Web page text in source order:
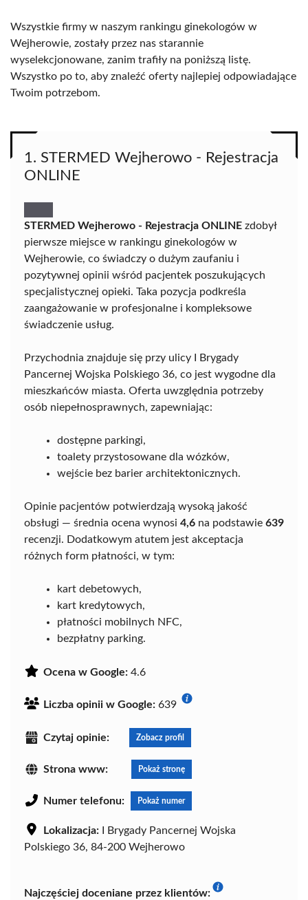
Wszystkie firmy w naszym rankingu ginekologów w
Wejherowie, zostały przez nas starannie
wyselekcjonowane, zanim trafiły na poniższą listę.
Wszystko po to, aby znaleźć oferty najlepiej odpowiadające
Twoim potrzebom.
1. STERMED Wejherowo - Rejestracja
ONLINE
STERMED Wejherowo - Rejestracja ONLINE zdobył
pierwsze miejsce w rankingu ginekologów w
Wejherowie, co świadczy o dużym zaufaniu i
pozytywnej opinii wśród pacjentek poszukujących
specjalistycznej opieki. Taka pozycja podkreśla
zaangażowanie w profesjonalne i kompleksowe
świadczenie usług.
Przychodnia znajduje się przy ulicy I Brygady
Pancernej Wojska Polskiego 36, co jest wygodne dla
mieszkańców miasta. Oferta uwzględnia potrzeby
osób niepełnosprawnych, zapewniając:
dostępne parkingi,
toalety przystosowane dla wózków,
wejście bez barier architektonicznych.
Opinie pacjentów potwierdzają wysoką jakość
obsługi — średnia ocena wynosi 4,6 na podstawie 639
recenzji. Dodatkowym atutem jest akceptacja
różnych form płatności, w tym:
kart debetowych,
kart kredytowych,
płatności mobilnych NFC,
bezpłatny parking.
Ocena w Google: 4.6
Liczba opinii w Google: 639
Czytaj opinie: Zobacz profil
Strona www: Pokaż stronę
Numer telefonu: Pokaż numer
Lokalizacja: I Brygady Pancernej Wojska
Polskiego 36, 84-200 Wejherowo
Najczęściej doceniane przez klientów: